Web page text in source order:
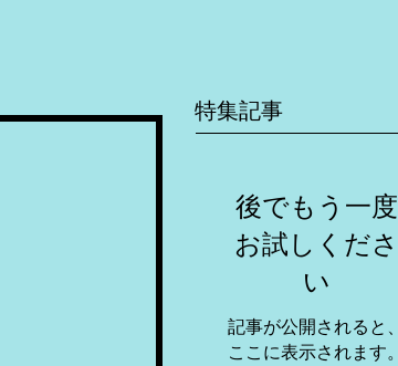
特集記事
後でもう一度
お試しくださ
い
記事が公開されると、
ここに表示されます。